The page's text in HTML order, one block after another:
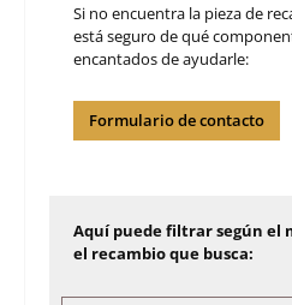
Si no encuentra la pieza de
está seguro de qué
encantados de ayudarle:
Formulario de contacto
Aquí puede filtrar según el
el recambio que busca: